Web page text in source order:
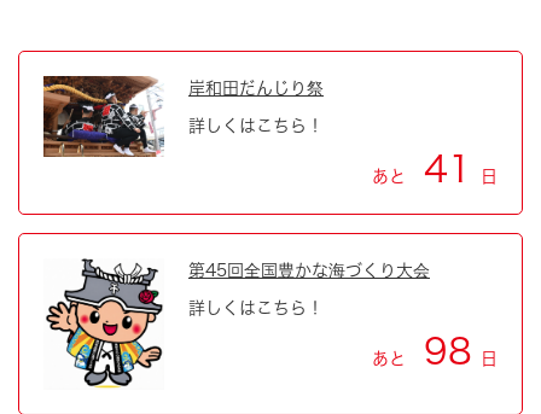
岸和田だんじり祭
詳しくはこちら！
あと 41 日
第45回全国豊かな海づくり大会
詳しくはこちら！
あと 98 日